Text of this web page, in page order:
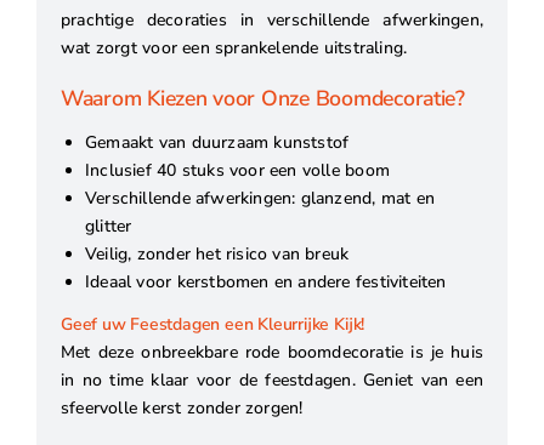
prachtige decoraties in verschillende afwerkingen,
wat zorgt voor een sprankelende uitstraling.
Waarom Kiezen voor Onze Boomdecoratie?
Gemaakt van duurzaam kunststof
Inclusief 40 stuks voor een volle boom
Verschillende afwerkingen: glanzend, mat en
glitter
Veilig, zonder het risico van breuk
Ideaal voor kerstbomen en andere festiviteiten
Geef uw Feestdagen een Kleurrijke Kijk!
Met deze onbreekbare rode boomdecoratie is je huis
in no time klaar voor de feestdagen. Geniet van een
sfeervolle kerst zonder zorgen!